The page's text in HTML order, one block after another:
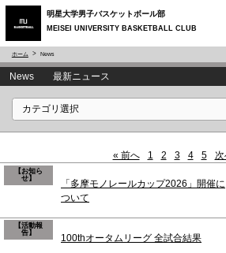
明星大学男子バスケットボール部
MEISEI UNIVERSITY BASKETBALL CLUB
ホーム News
News 最新ニュース
« 前へ 1 2 3 4 5
【お知ら
せ】
「多摩モノレールカップ2026」開催に
ついて
【活動報
告】
100thオータムリーグ 全試合結果